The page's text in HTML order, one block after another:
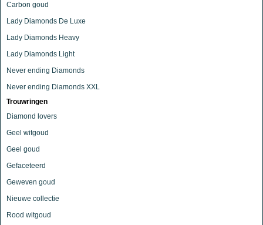
Carbon goud
Lady Diamonds De Luxe
Lady Diamonds Heavy
Lady Diamonds Light
Never ending Diamonds
Never ending Diamonds XXL
Trouwringen
Diamond lovers
Geel witgoud
Geel goud
Gefaceteerd
Geweven goud
Nieuwe collectie
Rood witgoud